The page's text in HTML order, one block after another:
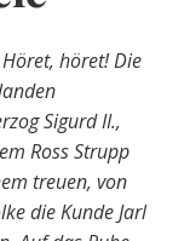
Höret, höret! Die
Sigurd II.,
Ross Strupp
treuen, von
die Kunde Jarl